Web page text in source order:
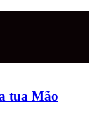
tua Mão